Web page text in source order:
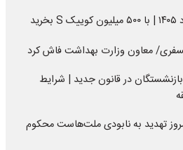
معاون وزارت بهداشت فاش کرد
در قانون جدید | شرایط
تهدید به نابودی ملت‌هاست محکوم